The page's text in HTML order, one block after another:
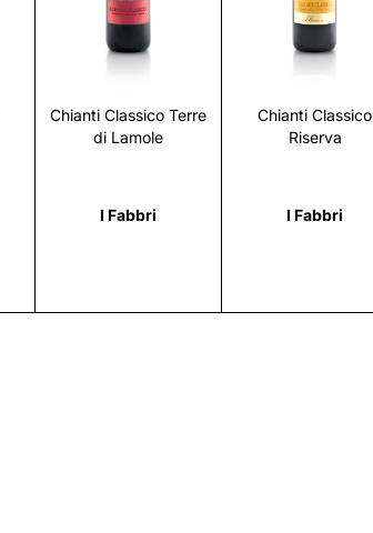
Chianti Classico Terre
di Lamole
I Fabbri
Scopri
Chianti Classico
Riserva
I Fabbri
Scopri